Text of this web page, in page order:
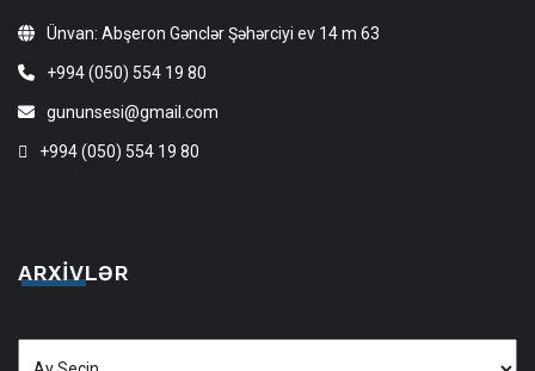
Ünvan: Abşeron Gənclər Şəhərciyi ev 14 m 63
+994 (050) 554 19 80
gununsesi@gmail.com
+994 (050) 554 19 80
ARXIVLƏR
Arxivlər